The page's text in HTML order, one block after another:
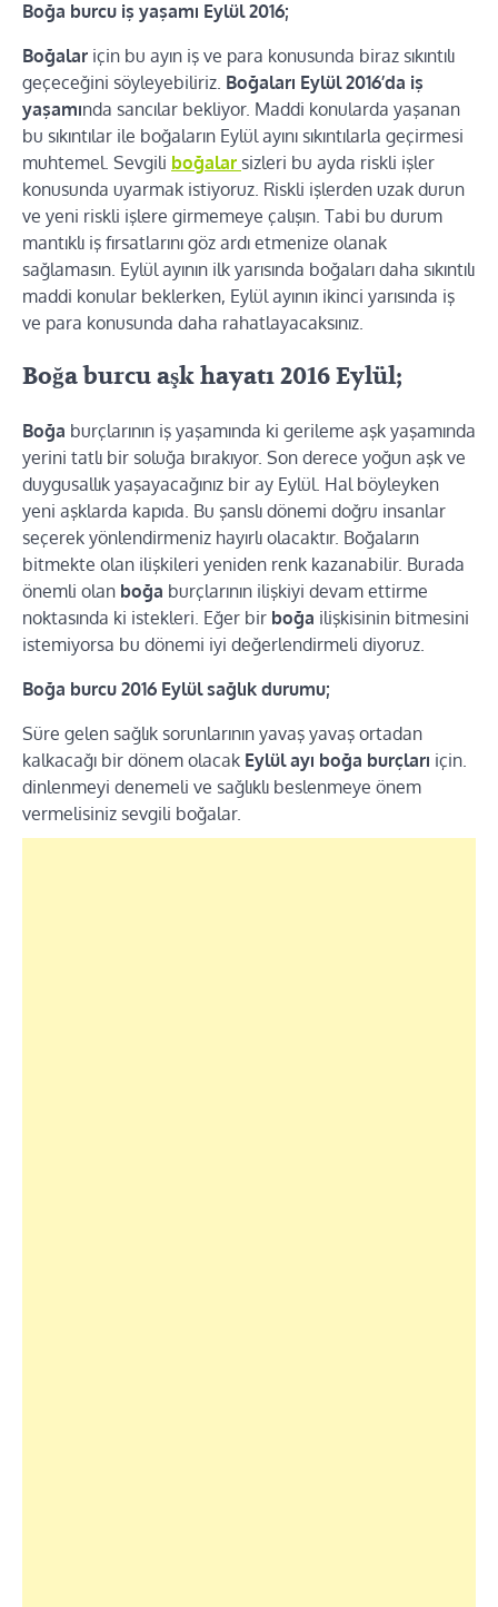
Boğa burcu iş yaşamı Eylül 2016;
Boğalar için bu ayın iş ve para konusunda biraz sıkıntılı
geçeceğini söyleyebiliriz. Boğaları Eylül 2016’da iş
yaşamında sancılar bekliyor. Maddi konularda yaşanan
bu sıkıntılar ile boğaların Eylül ayını sıkıntılarla geçirmesi
muhtemel. Sevgili boğalar sizleri bu ayda riskli işler
konusunda uyarmak istiyoruz. Riskli işlerden uzak durun
ve yeni riskli işlere girmemeye çalışın. Tabi bu durum
mantıklı iş fırsatlarını göz ardı etmenize olanak
sağlamasın. Eylül ayının ilk yarısında boğaları daha sıkıntılı
maddi konular beklerken, Eylül ayının ikinci yarısında iş
ve para konusunda daha rahatlayacaksınız.
Boğa burcu aşk hayatı 2016 Eylül;
Boğa burçlarının iş yaşamında ki gerileme aşk yaşamında
yerini tatlı bir soluğa bırakıyor. Son derece yoğun aşk ve
duygusallık yaşayacağınız bir ay Eylül. Hal böyleyken
yeni aşklarda kapıda. Bu şanslı dönemi doğru insanlar
seçerek yönlendirmeniz hayırlı olacaktır. Boğaların
bitmekte olan ilişkileri yeniden renk kazanabilir. Burada
önemli olan boğa burçlarının ilişkiyi devam ettirme
noktasında ki istekleri. Eğer bir boğa ilişkisinin bitmesini
istemiyorsa bu dönemi iyi değerlendirmeli diyoruz.
Boğa burcu 2016 Eylül sağlık durumu;
Süre gelen sağlık sorunlarının yavaş yavaş ortadan
kalkacağı bir dönem olacak Eylül ayı boğa burçları için.
dinlenmeyi denemeli ve sağlıklı beslenmeye önem
vermelisiniz sevgili boğalar.